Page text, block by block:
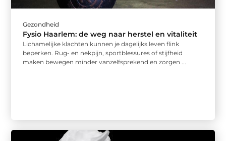
Gezondheid
Fysio Haarlem: de weg naar herstel en vitaliteit
Lichamelijke klachten kunnen je dagelijks leven flink
beperken. Rug- en nekpijn, sportblessures of stijfheid
maken bewegen minder vanzelfsprekend en zorgen ...